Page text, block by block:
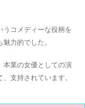
うコメディーな役柄を
力的でした。
本業の女優としての演
支持されています。